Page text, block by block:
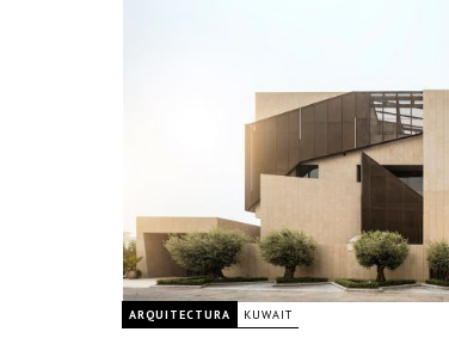
ARQUITECTURA KUWAIT